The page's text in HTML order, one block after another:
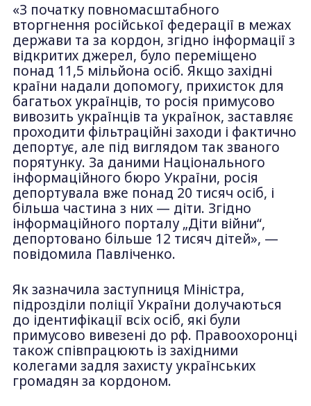
«З початку повномасштабного
вторгнення російської федерації в межах
держави та за кордон, згідно інформації з
відкритих джерел, було переміщено
понад 11,5 мільйона осіб. Якщо західні
країни надали допомогу, прихисток для
багатьох українців, то росія примусово
вивозить українців та українок, заставляє
проходити фільтраційні заходи і фактично
депортує, але під виглядом так званого
порятунку. За даними Національного
інформаційного бюро України, росія
депортувала вже понад 20 тисяч осіб, і
більша частина з них — діти. Згідно
інформаційного порталу „Діти війни“,
депортовано більше 12 тисяч дітей», —
повідомила Павліченко.
Як зазначила заступниця Міністра,
підрозділи поліції України долучаються
до ідентифікації всіх осіб, які були
примусово вивезені до рф. Правоохоронці
також співпрацюють із західними
колегами задля захисту українських
громадян за кордоном.